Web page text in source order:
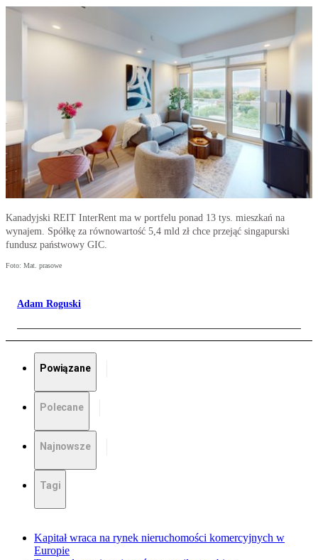
Kanadyjski REIT InterRent ma w portfelu ponad 13 tys. mieszkań na
wynajem. Spółkę za równowartość 5,4 mld zł chce przejąć singapurski
fundusz państwowy GIC.
Foto: Mat. prasowe
Adam Roguski
Powiązane
Polecane
Najnowsze
Tagi
Kapitał wraca na rynek nieruchomości komercyjnych w
Europie